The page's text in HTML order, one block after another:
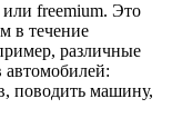
freemium. Это
в течение
различные
автомобилей:
поводить машину,